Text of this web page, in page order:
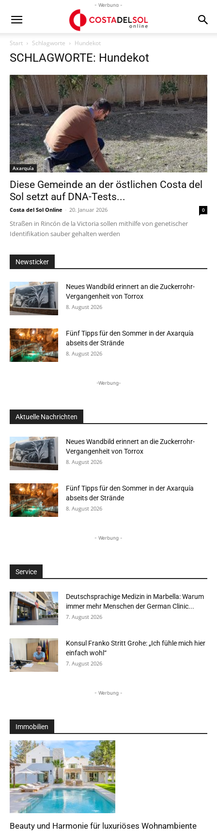
- Werbung -
Start Schlagworte Hundekot
SCHLAGWORTE: Hundekot
Axarquía
Diese Gemeinde an der östlichen Costa del
Sol setzt auf DNA-Tests...
Costa del Sol Online - 20. Januar 2026 0
Straßen in Rincón de la Victoria sollen mithilfe von genetischer
Identifikation sauber gehalten werden
Newsticker
Neues Wandbild erinnert an die Zuckerrohr-
Vergangenheit von Torrox
8. August 2026
Fünf Tipps für den Sommer in der Axarquía
abseits der Strände
8. August 2026
-Werbung-
Aktuelle Nachrichten
Neues Wandbild erinnert an die Zuckerrohr-
Vergangenheit von Torrox
8. August 2026
Fünf Tipps für den Sommer in der Axarquía
abseits der Strände
8. August 2026
- Werbung -
Service
Deutschsprachige Medizin in Marbella: Warum
immer mehr Menschen der German Clinic...
7. August 2026
Konsul Franko Stritt Grohe: „Ich fühle mich hier
einfach wohl“
7. August 2026
- Werbung -
Immobilien
Beauty und Harmonie für luxuriöses Wohnambiente